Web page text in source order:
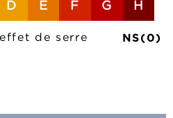
D E F G H
de serre NS(0)